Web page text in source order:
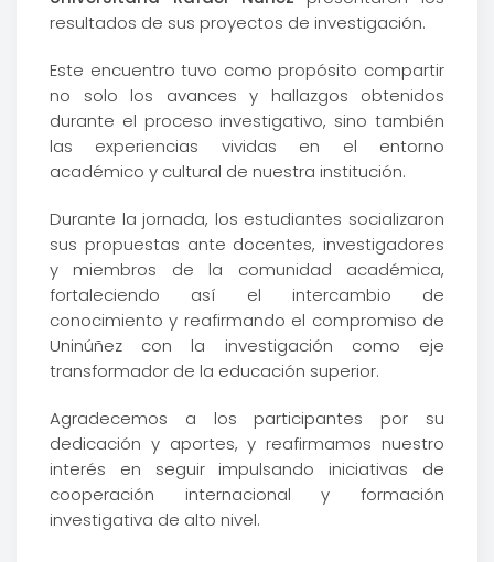
resultados de sus proyectos de investigación.
Este encuentro tuvo como propósito compartir
no solo los avances y hallazgos obtenidos
durante el proceso investigativo, sino también
las experiencias vividas en el entorno
académico y cultural de nuestra institución.
Durante la jornada, los estudiantes socializaron
sus propuestas ante docentes, investigadores
y miembros de la comunidad académica,
fortaleciendo así el intercambio de
conocimiento y reafirmando el compromiso de
Uninúñez con la investigación como eje
transformador de la educación superior.
Agradecemos a los participantes por su
dedicación y aportes, y reafirmamos nuestro
interés en seguir impulsando iniciativas de
cooperación internacional y formación
investigativa de alto nivel.